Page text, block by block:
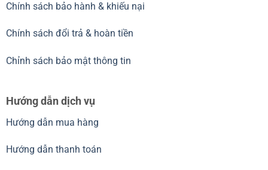
Chính sách bảo hành & khiếu nại
Chính sách đổi trả & hoàn tiền
Chỉnh sách bảo mật thông tin
Hướng dẫn dịch vụ
Hướng dẫn mua hàng
Hướng dẫn thanh toán